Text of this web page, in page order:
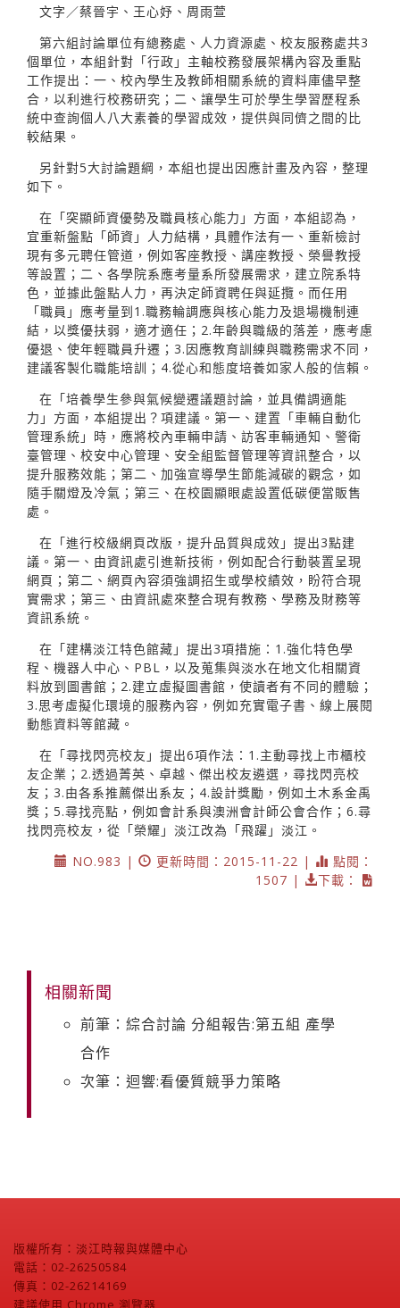
文字／蔡晉宇、王心妤、周雨萱
第六組討論單位有總務處、人力資源處、校友服務處共3
個單位，本組針對「行政」主軸校務發展架構內容及重點
工作提出：一、校內學生及教師相關系統的資料庫儘早整
合，以利進行校務研究；二、讓學生可於學生學習歷程系
統中查詢個人八大素養的學習成效，提供與同儕之間的比
較結果。
另針對5大討論題綱，本組也提出因應計畫及內容，整理
如下。
在「突顯師資優勢及職員核心能力」方面，本組認為，
宜重新盤點「師資」人力結構，具體作法有一、重新檢討
現有多元聘任管道，例如客座教授、講座教授、榮譽教授
等設置；二、各學院系應考量系所發展需求，建立院系特
色，並據此盤點人力，再決定師資聘任與延攬。而任用
「職員」應考量到1.職務輪調應與核心能力及退場機制連
結，以獎優扶弱，適才適任；2.年齡與職級的落差，應考慮
優退、使年輕職員升遷；3.因應教育訓練與職務需求不同，
建議客製化職能培訓；4.從心和態度培養如家人般的信賴。
在「培養學生參與氣候變遷議題討論，並具備調適能
力」方面，本組提出？項建議。第一、建置「車輛自動化
管理系統」時，應將校內車輛申請、訪客車輛通知、警衛
臺管理、校安中心管理、安全組監督管理等資訊整合，以
提升服務效能；第二、加強宣導學生節能減碳的觀念，如
隨手關燈及冷氣；第三、在校園顯眼處設置低碳便當販售
處。
在「進行校級網頁改版，提升品質與成效」提出3點建
議。第一、由資訊處引進新技術，例如配合行動裝置呈現
網頁；第二、網頁內容須強調招生或學校績效，盼符合現
實需求；第三、由資訊處來整合現有教務、學務及財務等
資訊系統。
在「建構淡江特色館藏」提出3項措施：1.強化特色學
程、機器人中心、PBL，以及蒐集與淡水在地文化相關資
料放到圖書館；2.建立虛擬圖書館，使讀者有不同的體驗；
3.思考虛擬化環境的服務內容，例如充實電子書、線上展閱
動態資料等館藏。
在「尋找閃亮校友」提出6項作法：1.主動尋找上市櫃校
友企業；2.透過菁英、卓越、傑出校友遴選，尋找閃亮校
友；3.由各系推薦傑出系友；4.設計獎勵，例如土木系金禹
獎；5.尋找亮點，例如會計系與澳洲會計師公會合作；6.尋
找閃亮校友，從「榮耀」淡江改為「飛躍」淡江。
NO.983 |
更新時間：2015-11-22 |
點閱：
1507 |
下載：
相關新聞
前筆：綜合討論 分組報告:第五組 產學
合作
次筆：迴響:看優質競爭力策略
版權所有：淡江時報與媒體中心
電話：02-26250584
傳真：02-26214169
建議使用 Chrome 瀏覽器